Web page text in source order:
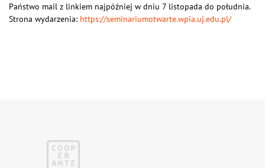
Państwo mail z linkiem najpóźniej w dniu 7 listopada do południa.
Strona wydarzenia: https://seminariumotwarte.wpia.uj.edu.pl/